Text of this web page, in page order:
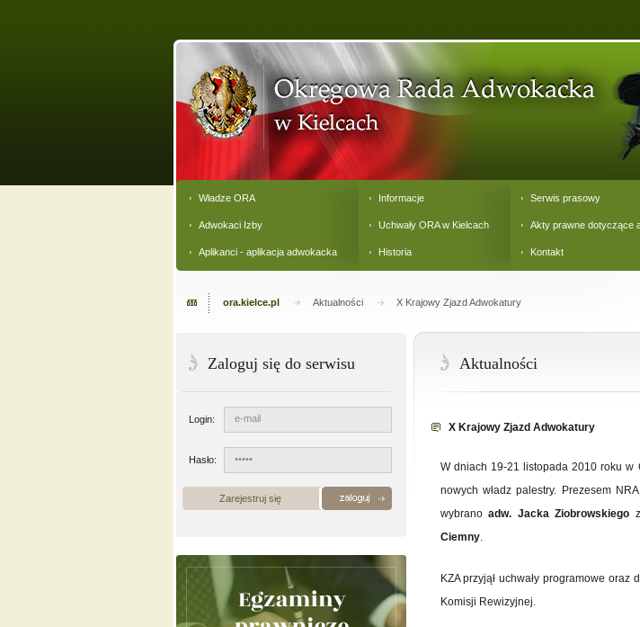
Władze ORA
Adwokaci Izby
Aplikanci - aplikacja adwokacka
Informacje
Uchwały ORA w Kielcach
Historia
Serwis prasowy
Akty prawne dotyczące
Kontakt
ora.kielce.pl Aktualności X Krajowy Zjazd Adwokatury
Aktualności
X Krajowy Zjazd Adwokatury
W dniach 19-21 listopada 2010 roku w
nowych władz palestry. Prezesem NRA
wybranoadw. Jacka Ziobrowskiego
Ciemny.
KZA przyjął uchwały programowe
Komisji Rewizyjnej.
Zaloguj się do serwisu
Login:
Hasło:
Zarejestruj się